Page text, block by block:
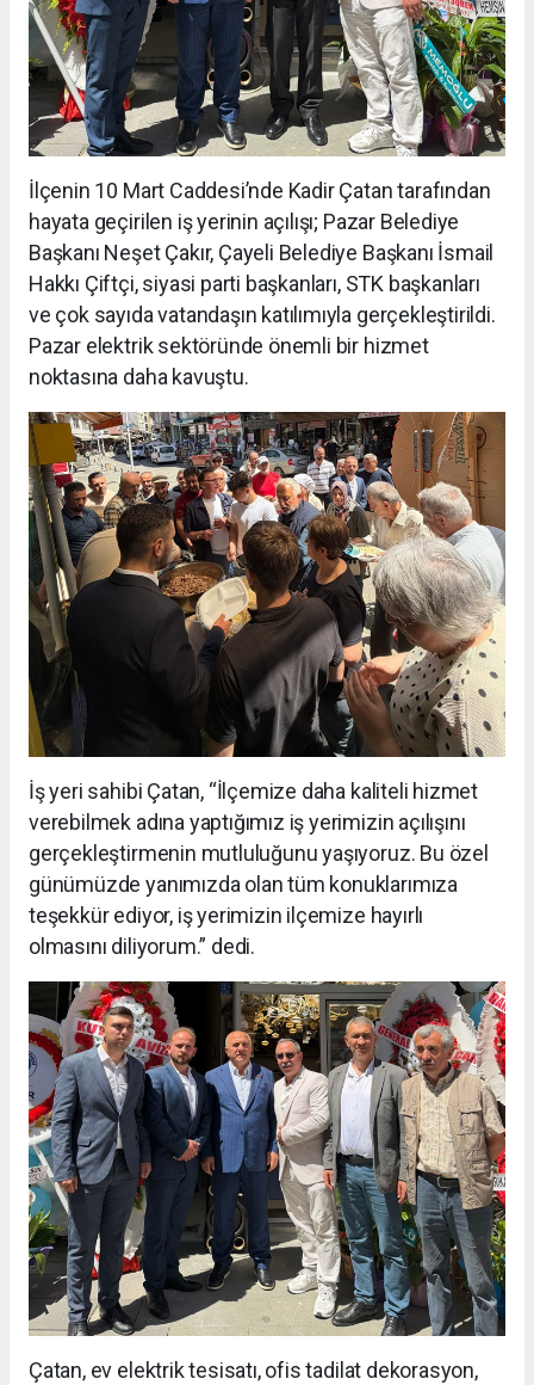
İlçenin 10 Mart Caddesi’nde Kadir Çatan tarafından
hayata geçirilen iş yerinin açılışı; Pazar Belediye
Başkanı Neşet Çakır, Çayeli Belediye Başkanı İsmail
Hakkı Çiftçi, siyasi parti başkanları, STK başkanları
ve çok sayıda vatandaşın katılımıyla gerçekleştirildi.
Pazar elektrik sektöründe önemli bir hizmet
noktasına daha kavuştu.
İş yeri sahibi Çatan, “İlçemize daha kaliteli hizmet
verebilmek adına yaptığımız iş yerimizin açılışını
gerçekleştirmenin mutluluğunu yaşıyoruz. Bu özel
günümüzde yanımızda olan tüm konuklarımıza
teşekkür ediyor, iş yerimizin ilçemize hayırlı
olmasını diliyorum.” dedi.
Çatan, ev elektrik tesisatı, ofis tadilat dekorasyon,